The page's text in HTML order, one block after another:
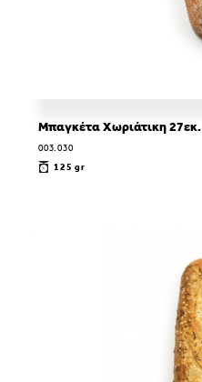
Μπαγκέτα Χωριάτικη 27εκ.
003.030
125 gr